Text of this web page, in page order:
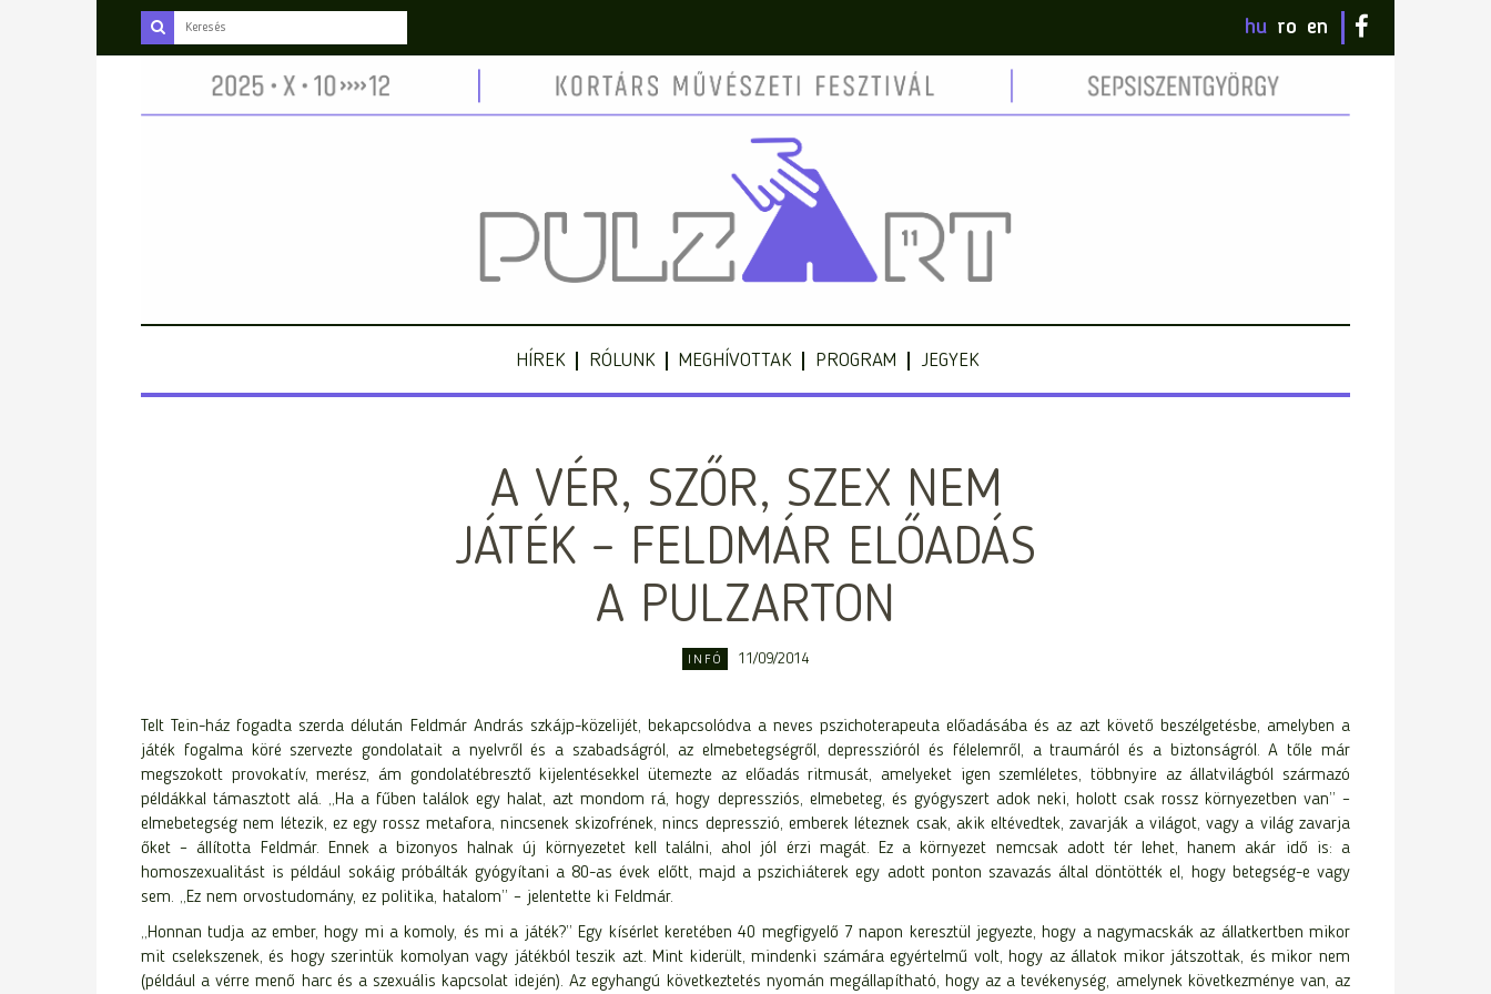
hu ro en
HÍREK RÓLUNK MEGHÍVOTTAK PROGRAM JEGYEK
A VÉR, SZŐR, SZEX NEM
JÁTÉK – FELDMÁR ELŐADÁS
A PULZARTON
INFÓ 11/09/2014
Telt Tein-ház fogadta szerda délután Feldmár András szkájp-közelijét, bekapcsolódva a neves pszichoterapeuta előadásába és az azt követő beszélgetésbe, amelyben a
játék fogalma köré szervezte gondolatait a nyelvről és a szabadságról, az elmebetegségről, depresszióról és félelemről, a traumáról és a biztonságról. A tőle már
megszokott provokatív, merész, ám gondolatébresztő kijelentésekkel ütemezte az előadás ritmusát, amelyeket igen szemléletes, többnyire az állatvilágból származó
példákkal támasztott alá. „Ha a fűben találok egy halat, azt mondom rá, hogy depressziós, elmebeteg, és gyógyszert adok neki, holott csak rossz környezetben van” –
elmebetegség nem létezik, ez egy rossz metafora, nincsenek skizofrének, nincs depresszió, emberek léteznek csak, akik eltévedtek, zavarják a világot, vagy a világ zavarja
őket – állította Feldmár. Ennek a bizonyos halnak új környezetet kell találni, ahol jól érzi magát. Ez a környezet nemcsak adott tér lehet, hanem akár idő is: a
homoszexualitást is például sokáig próbálták gyógyítani a 80-as évek előtt, majd a pszichiáterek egy adott ponton szavazás által döntötték el, hogy betegség-e vagy
sem. „Ez nem orvostudomány, ez politika, hatalom” – jelentette ki Feldmár.
„Honnan tudja az ember, hogy mi a komoly, és mi a játék?” Egy kísérlet keretében 40 megfigyelő 7 napon keresztül jegyezte, hogy a nagymacskák az állatkertben mikor
mit cselekszenek, és hogy szerintük komolyan vagy játékból teszik azt. Mint kiderült, mindenki számára egyértelmű volt, hogy az állatok mikor játszottak, és mikor nem
(például a vérre menő harc és a szexuális kapcsolat idején). Az egyhangú következtetés nyomán megállapítható, hogy az a tevékenység, amelynek következménye van, az